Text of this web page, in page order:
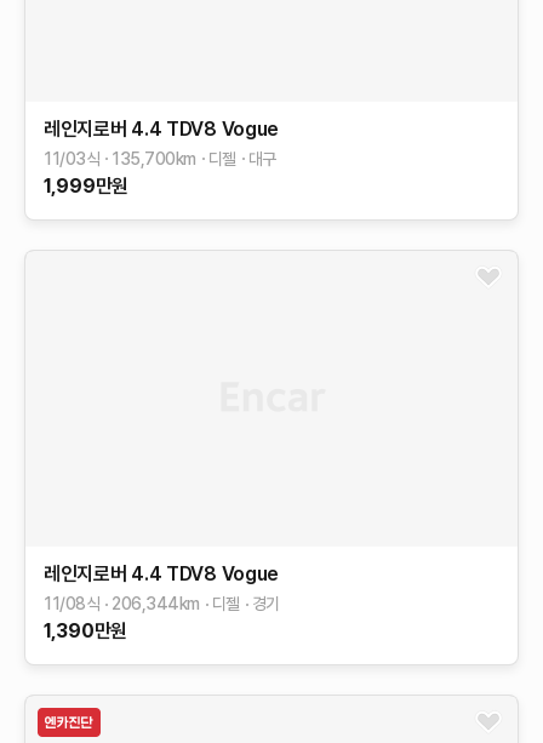
레인지로버 4.4 TDV8 Vogue
11/03식 135,700km 디젤 대구
1,999만원
레인지로버 4.4 TDV8 Vogue
11/08식 206,344km 디젤 경기
1,390만원